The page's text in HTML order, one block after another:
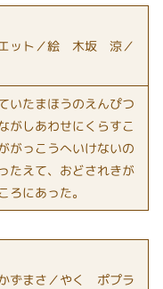
ット／絵 木坂 涼／
いたまほうのえんぴつ
がしあわせにくらすこ
がっこうへいけないの
たえて、おどされきが
にあった。
ずまさ／やく ポプラ